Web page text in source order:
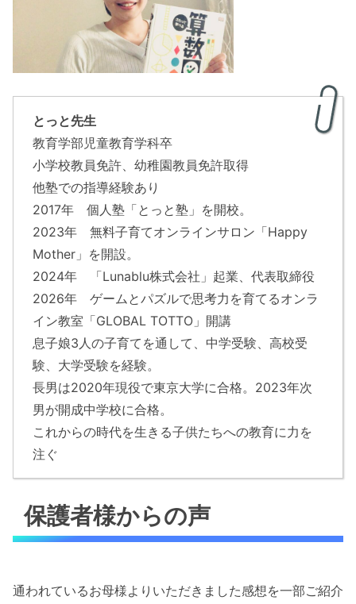
とっと先生
教育学部児童教育学科卒
小学校教員免許、幼稚園教員免許取得
他塾での指導経験あり
2017年 個人塾「とっと塾」を開校。
2023年 無料子育てオンラインサロン「Happy
Mother」を開設。
2024年 「Lunablu株式会社」起業、代表取締役
2026年 ゲームとパズルで思考力を育てるオンラ
イン教室「GLOBAL TOTTO」開講
息子娘3人の子育てを通して、中学受験、高校受
験、大学受験を経験。
長男は2020年現役で東京大学に合格。2023年次
男が開成中学校に合格。
これからの時代を生きる子供たちへの教育に力を
注ぐ
保護者様からの声
通われているお母様よりいただきました感想を一部ご紹介